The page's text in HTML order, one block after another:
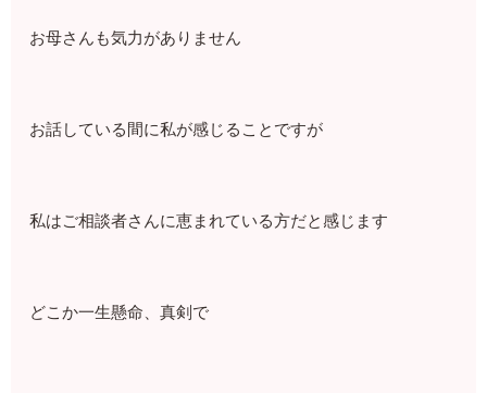
お母さんも気力がありません
お話している間に私が感じることですが
私はご相談者さんに恵まれている方だと感じます
どこか一生懸命、真剣で